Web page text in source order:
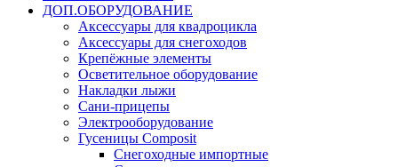
ДОП.ОБОРУДОВАНИЕ
Аксессуары для квадроцикла
Аксессуары для снегоходов
Крепёжные элементы
Осветительное оборудование
Накладки лыжи
Сани-прицепы
Электрооборудование
Гусеницы Composit
Снегоходные импортные